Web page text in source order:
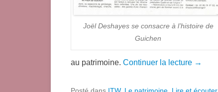
Joël Deshayes se consacre à l’histoire de
Guichen
au patrimoine. Continuer la lecture →